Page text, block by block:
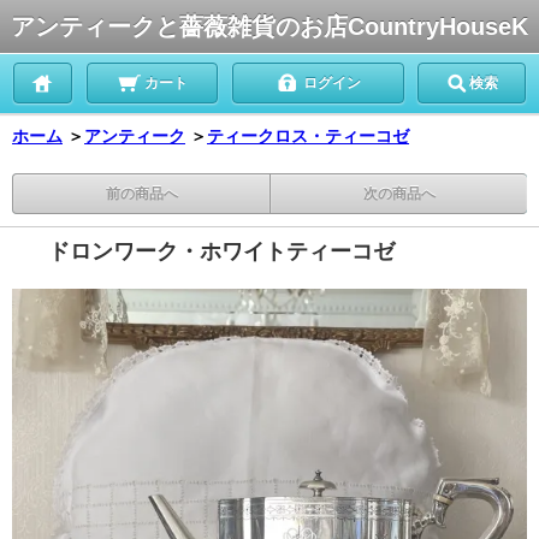
アンティークと薔薇雑貨のお店CountryHouseK
カート ログイン 検索
ホーム ＞ アンティーク ＞ ティークロス・ティーコゼ
前の商品へ 次の商品へ
ドロンワーク・ホワイトティーコゼ